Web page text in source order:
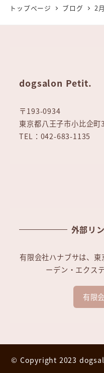
トップページ ブログ 2
dogsalon Petit.
〒193-0934
東京都八王子市小比企町
TEL：042-683-1135
外部リ
有限会社ハナブサは、
ーデン・エクス
有限
© Copyright 2023